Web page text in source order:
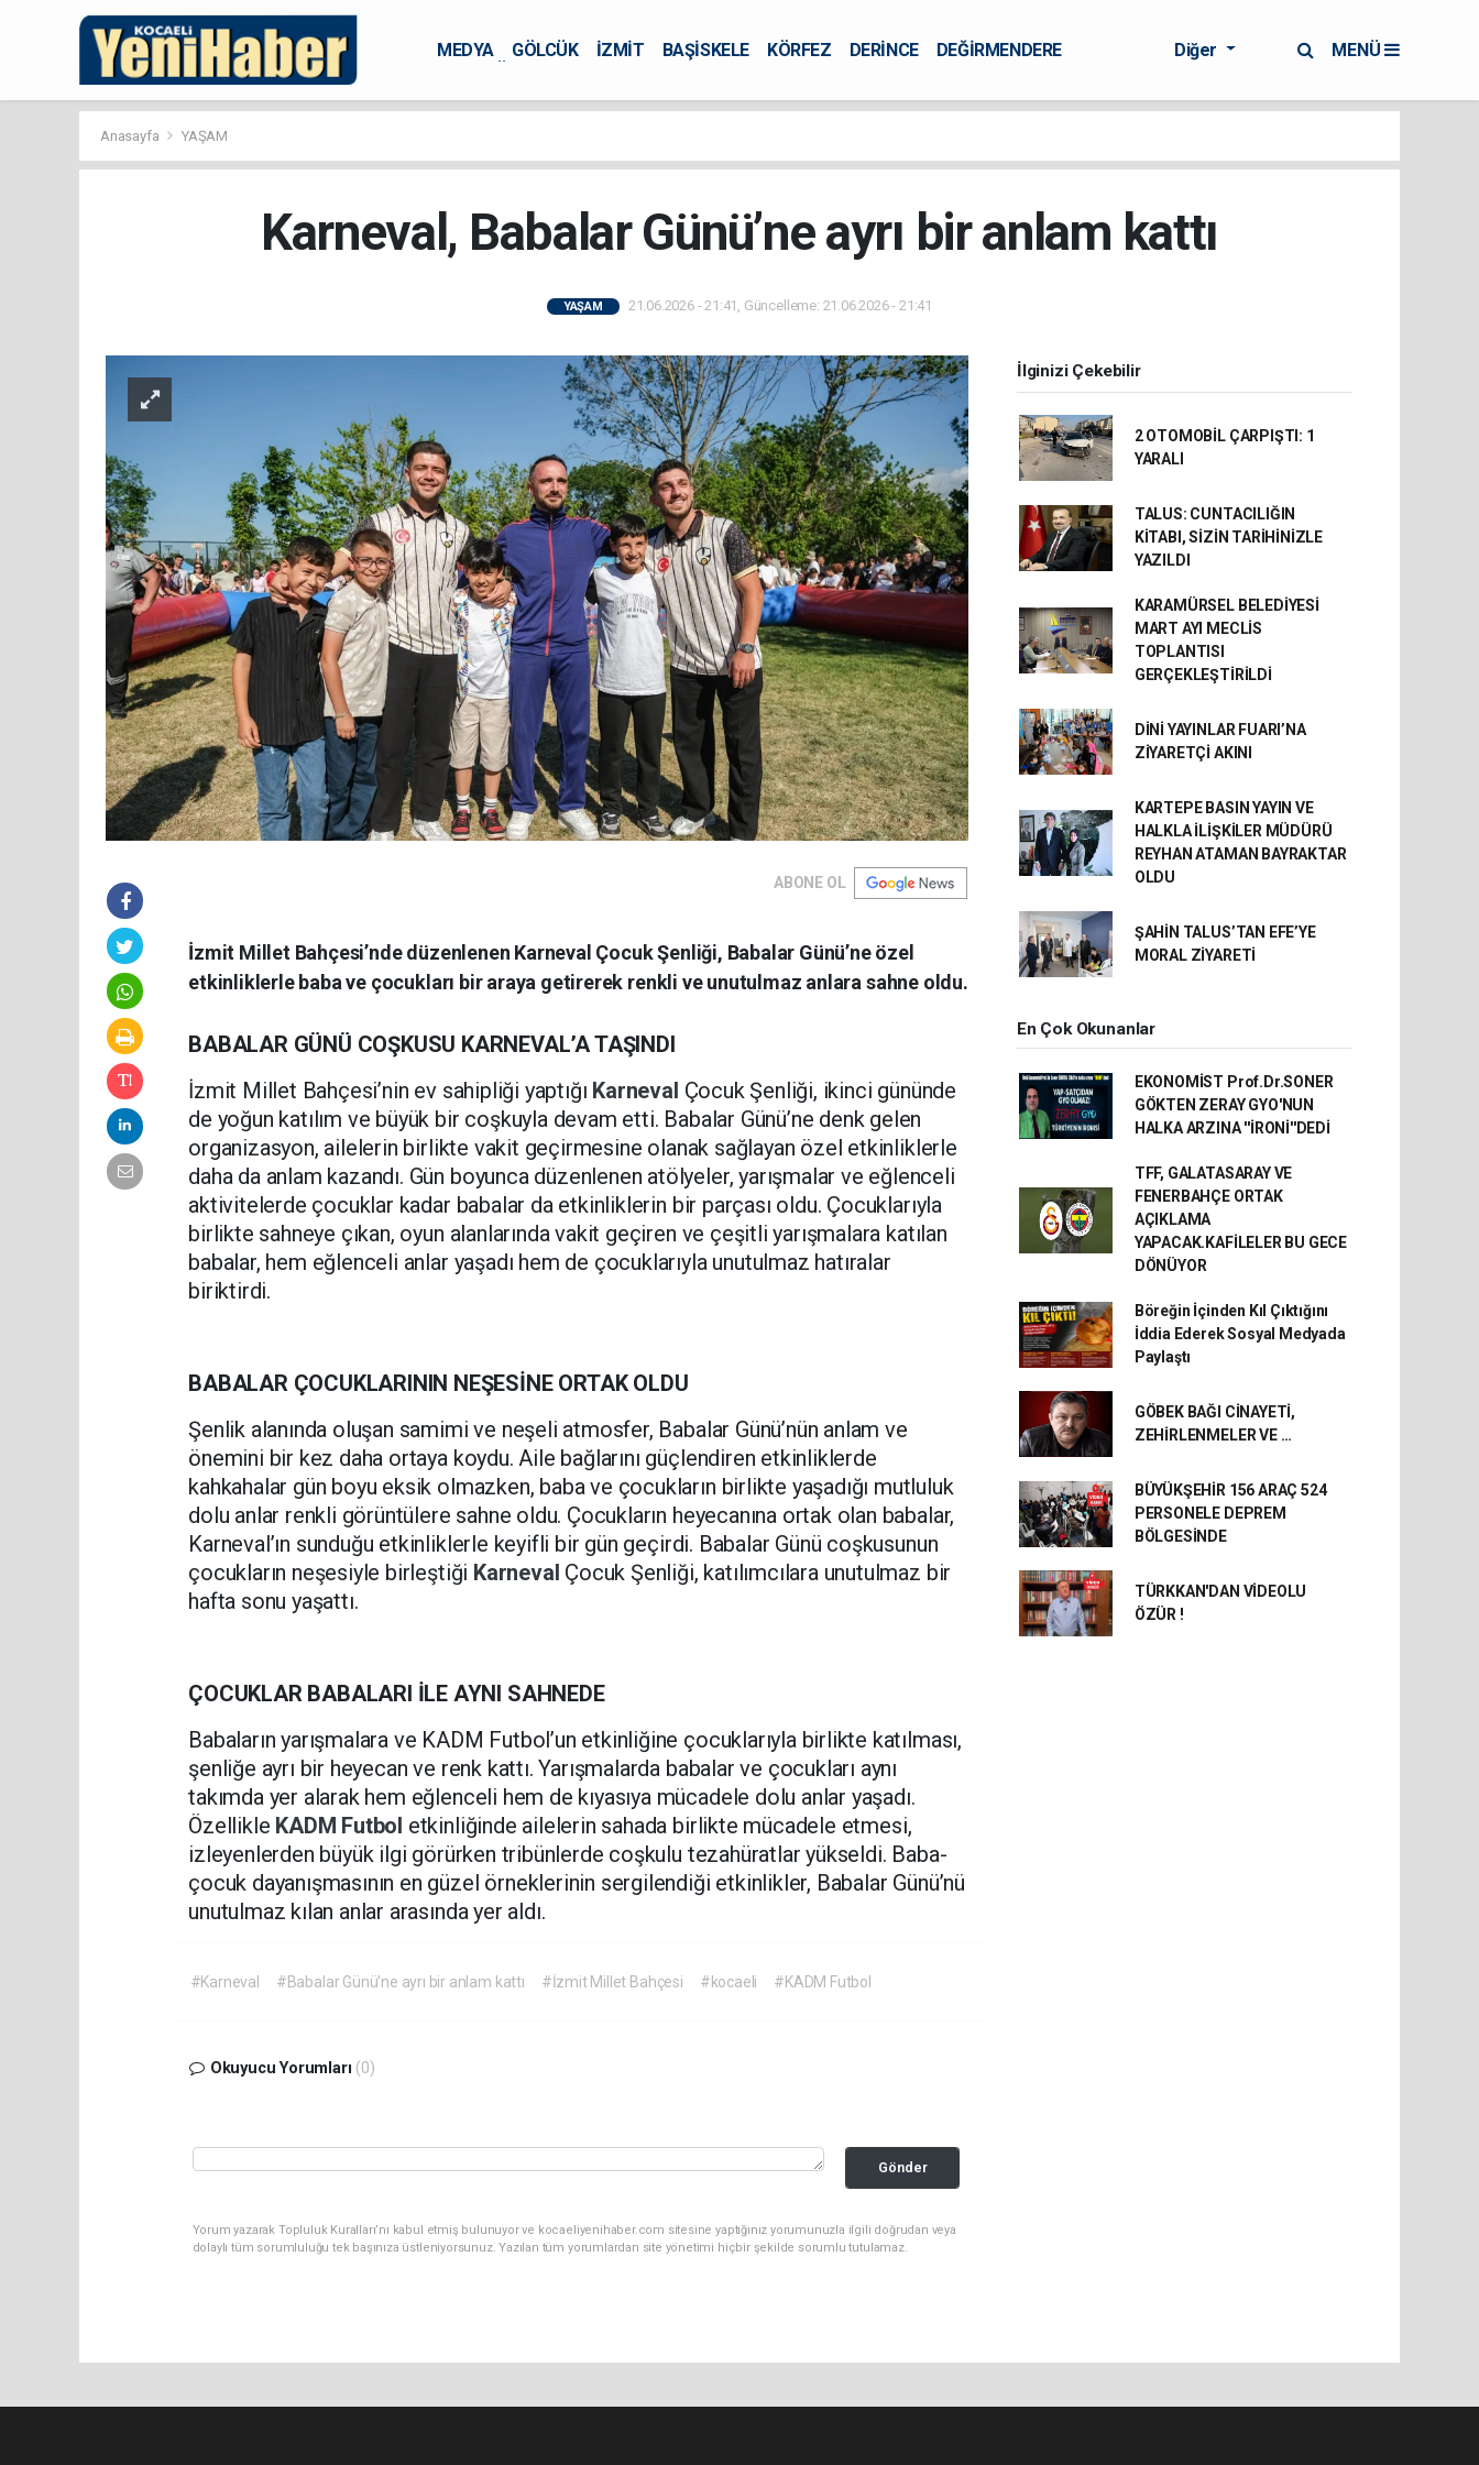
MEDYA GÖLCÜK İZMİT BAŞİSKELE KÖRFEZ DERİNCE
DEĞİRMENDERE
Diğer MENÜ
Anasayfa YAŞAM
Karneval, Babalar Günü’ne ayrı bir anlam kattı
YAŞAM 21.06.2026 - 21:41, Güncelleme: 21.06.2026 - 21:41
ABONE OL
İzmit Millet Bahçesi’nde düzenlenen Karneval Çocuk Şenliği, Babalar Günü’ne özel
etkinliklerle baba ve çocukları bir araya getirerek renkli ve unutulmaz anlara sahne oldu.
BABALAR GÜNÜ COŞKUSU KARNEVAL’A TAŞINDI
İzmit Millet Bahçesi’nin ev sahipliği yaptığı Karneval Çocuk Şenliği, ikinci gününde
de yoğun katılım ve büyük bir coşkuyla devam etti. Babalar Günü’ne denk gelen
organizasyon, ailelerin birlikte vakit geçirmesine olanak sağlayan özel etkinliklerle
daha da anlam kazandı. Gün boyunca düzenlenen atölyeler, yarışmalar ve eğlenceli
aktivitelerde çocuklar kadar babalar da etkinliklerin bir parçası oldu. Çocuklarıyla
birlikte sahneye çıkan, oyun alanlarında vakit geçiren ve çeşitli yarışmalara katılan
babalar, hem eğlenceli anlar yaşadı hem de çocuklarıyla unutulmaz hatıralar
biriktirdi.
BABALAR ÇOCUKLARININ NEŞESİNE ORTAK OLDU
Şenlik alanında oluşan samimi ve neşeli atmosfer, Babalar Günü’nün anlam ve
önemini bir kez daha ortaya koydu. Aile bağlarını güçlendiren etkinliklerde
kahkahalar gün boyu eksik olmazken, baba ve çocukların birlikte yaşadığı mutluluk
dolu anlar renkli görüntülere sahne oldu. Çocukların heyecanına ortak olan babalar,
Karneval’ın sunduğu etkinliklerle keyifli bir gün geçirdi. Babalar Günü coşkusunun
çocukların neşesiyle birleştiği Karneval Çocuk Şenliği, katılımcılara unutulmaz bir
hafta sonu yaşattı.
ÇOCUKLAR BABALARI İLE AYNI SAHNEDE
Babaların yarışmalara ve KADM Futbol’un etkinliğine çocuklarıyla birlikte katılması,
şenliğe ayrı bir heyecan ve renk kattı. Yarışmalarda babalar ve çocukları aynı
takımda yer alarak hem eğlenceli hem de kıyasıya mücadele dolu anlar yaşadı.
Özellikle KADM Futbol etkinliğinde ailelerin sahada birlikte mücadele etmesi,
izleyenlerden büyük ilgi görürken tribünlerde coşkulu tezahüratlar yükseldi. Baba-
çocuk dayanışmasının en güzel örneklerinin sergilendiği etkinlikler, Babalar Günü’nü
unutulmaz kılan anlar arasında yer aldı.
#Karneval #Babalar Günü’ne ayrı bir anlam kattı #İzmit Millet Bahçesi #kocaeli #KADM Futbol
Okuyucu Yorumları (0)
Gönder
Yorum yazarak Topluluk Kuralları’nı kabul etmiş bulunuyor ve kocaeliyenihaber.com sitesine yaptığınız yorumunuzla ilgili doğrudan veya
dolaylı tüm sorumluluğu tek başınıza üstleniyorsunuz. Yazılan tüm yorumlardan site yönetimi hiçbir şekilde sorumlu tutulamaz.
İlginizi Çekebilir
2 OTOMOBİL ÇARPIŞTI: 1
YARALI
TALUS: CUNTACILIĞIN
KİTABI, SİZİN TARİHİNİZLE
YAZILDI
KARAMÜRSEL BELEDİYESİ
MART AYI MECLİS
TOPLANTISI
GERÇEKLEŞTİRİLDİ
DİNİ YAYINLAR FUARI’NA
ZİYARETÇİ AKINI
KARTEPE BASIN YAYIN VE
HALKLA İLİŞKİLER MÜDÜRÜ
REYHAN ATAMAN BAYRAKTAR
OLDU
ŞAHİN TALUS’TAN EFE’YE
MORAL ZİYARETİ
En Çok Okunanlar
EKONOMİST Prof.Dr.SONER
GÖKTEN ZERAY GYO'NUN
HALKA ARZINA ''İRONİ''DEDİ
TFF, GALATASARAY VE
FENERBAHÇE ORTAK
AÇIKLAMA
YAPACAK.KAFİLELER BU GECE
DÖNÜYOR
Böreğin İçinden Kıl Çıktığını
İddia Ederek Sosyal Medyada
Paylaştı
GÖBEK BAĞI CİNAYETİ,
ZEHİRLENMELER VE …
BÜYÜKŞEHİR 156 ARAÇ 524
PERSONELE DEPREM
BÖLGESİNDE
TÜRKKAN'DAN VİDEOLU
ÖZÜR !